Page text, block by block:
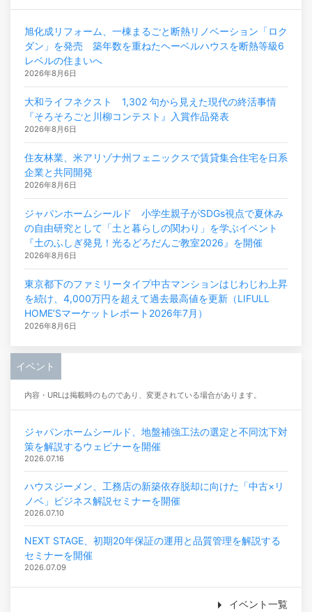
旭化成リフォーム、一棟まるごと断熱リノベーション「ロク
ダン」を発売 築年数を重ねたヘーベルハウスを断熱等級6
レベルの住まいへ
2026年8月6日
大和ライフネクスト 1,302 句から見えた現代の終活事情
『そろそろごと川柳コンテスト』入賞作品発表
2026年8月6日
住友林業、米アリゾナ州フェニックスで賃貸集合住宅を日系
企業と共同開発
2026年8月6日
ジャパンホームシールド 小学生親子がSDGs視点で夏休み
の自由研究として「土と暮らしの関わり」を学ぶイベント
『土のふしぎ発見！光るどろだんご教室2026』を開催
2026年8月6日
東京都下のファミリータイプ中古マンションはじわじわ上昇
を続け、4,000万円を超えて過去最高値を更新（LIFULL
HOME’Sマーケットレポート2026年7月）
2026年8月6日
イベント
内容・URLは掲載時のものであり、変更されている場合があります。
ジャパンホームシールド、地盤補強工法の選定と不同沈下対
策を解説するウェビナーを開催
2026.07.16
ハウスジーメン、工務店の新築依存脱却に向けた「中古×リ
ノベ」ビジネス解説セミナーを開催
2026.07.10
NEXT STAGE、初期20年保証の運用と品質管理を解説する
セミナーを開催
2026.07.09
イベント一覧